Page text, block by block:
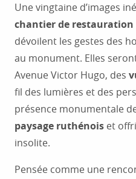
Une vingtaine d’images
chantier de restauration
dévoilent les gestes des
au monument. Elles
Avenue Victor Hugo, des
fil des lumières et des
présence monumentale
paysage ruthénois et
insolite.
Pensée comme une